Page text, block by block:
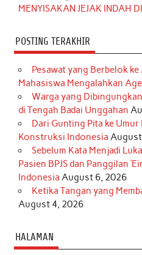
MENYISAKAN JEJAK INDAH
POSTING TERAKHIR
Pesawat yang Berbelok
Mahasiswa Mengalahkan
Warga yang
di Tengah Badai Unggahan
Dari Gunting Pita ke
Konstruksi Indonesia
Sebelum Kata Menjadi
Pasien BPJS dan Panggilan
Indonesia August 6, 2026
Ketika Tangan yang
August 4, 2026
HALAMAN